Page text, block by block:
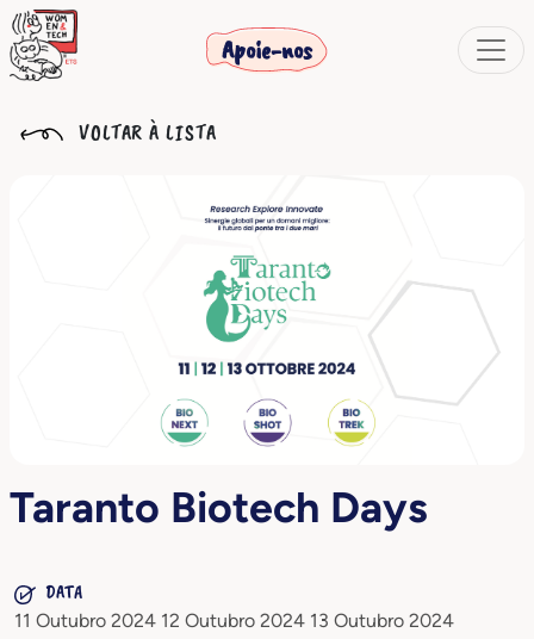
Apoie-nos
VOLTAR À LISTA
Taranto Biotech Days
DATA
11 Outubro 2024 12 Outubro 2024 13 Outubro 2024